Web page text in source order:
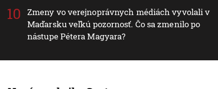
Zmeny vo verejnoprávnych médiách vyvolali v
Maďarsku veľkú pozornosť. Čo sa zmenilo po
nástupe Pétera Magyara?